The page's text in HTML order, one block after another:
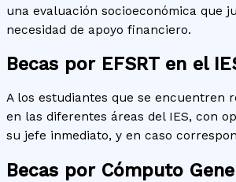
una evaluación socioeconómica que
necesidad de apoyo financiero.
Becas por EFSRT en el
A los estudiantes que se encuentren
en las diferentes áreas del IES, con
su jefe inmediato, y en caso
Becas por Cómputo